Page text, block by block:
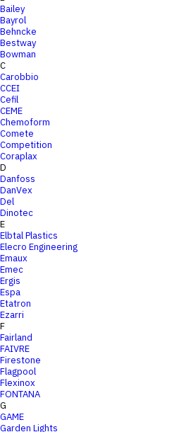
Bailey
Bayrol
Behncke
Bestway
Bowman
C
Carobbio
CCEI
Cefil
CEME
Chemoform
Comete
Competition
Coraplax
D
Danfoss
DanVex
Del
Dinotec
E
Elbtal Plastics
Elecro Engineering
Emaux
Emec
Ergis
Espa
Etatron
Ezarri
F
Fairland
FAIVRE
Firestone
Flagpool
Flexinox
FONTANA
G
GAME
Garden Lights